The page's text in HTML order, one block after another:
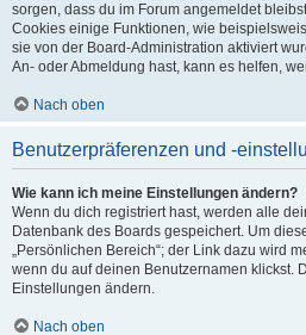
sorgen, dass du im Forum angemeldet
Cookies einige Funktionen, wie
sie von der Board-Administration aktiviert
An- oder Abmeldung hast, kann es helfen,
Nach oben
Benutzerpräferenzen und -
Wie kann ich meine Einstellungen ändern?
Wenn du dich registriert hast, werden alle
Datenbank des Boards gespeichert. Um
„Persönlichen Bereich“; der Link dazu wird
wenn du auf deinen Benutzernamen klickst.
Einstellungen ändern.
Nach oben